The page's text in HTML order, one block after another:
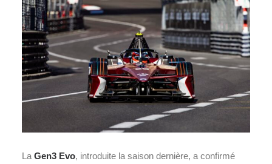
La Gen3 Evo, introduite la saison dernière, a confirmé